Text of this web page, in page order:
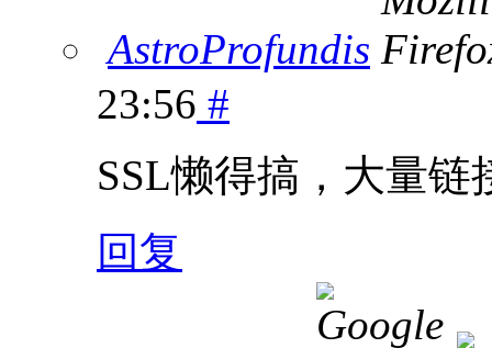
AstroProfundis
23:56 #
SSL懒得搞，大量
回复